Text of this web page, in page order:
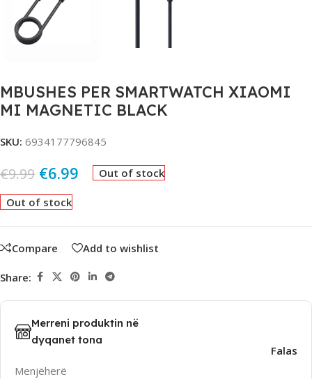
MBUSHES PER SMARTWATCH XIAOMI
MI MAGNETIC BLACK
SKU: 6934177796845
€9.99 €6.99 Out of stock
Out of stock
Compare Add to wishlist
Share:
Merreni produktin në
dyqanet tona
Menjëherë
Falas